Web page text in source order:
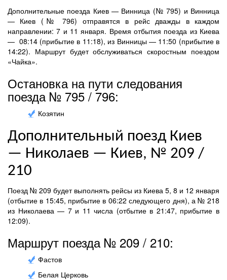
Дополнительные поезда Киев — Винница (№ 795) и Винница
— Киев (№ 796) отправятся в рейс дважды в каждом
направлении: 7 и 11 января. Время отбытия поезда из Киева
— 08:14 (прибытие в 11:18), из Винницы — 11:50 (прибытие в
14:22). Маршрут будет обслуживаться скоростным поездом
«Чайка».
Остановка на пути следования
поезда № 795 / 796:
Козятин
Дополнительный поезд Киев
— Николаев — Киев, № 209 /
210
Поезд № 209 будет выполнять рейсы из Киева 5, 8 и 12 января
(отбытие в 15:45, прибытие в 06:22 следующего дня), а № 218
из Николаева — 7 и 11 числа (отбытие в 21:47, прибытие в
12:09).
Маршрут поезда № 209 / 210:
Фастов
Белая Церковь